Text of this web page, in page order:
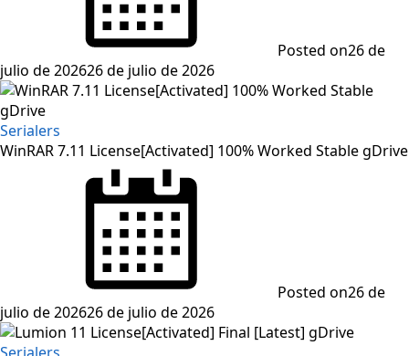
Posted on26 de
julio de 202626 de julio de 2026
Serialers
WinRAR 7.11 License[Activated] 100% Worked Stable gDrive
Posted on26 de
julio de 202626 de julio de 2026
Serialers